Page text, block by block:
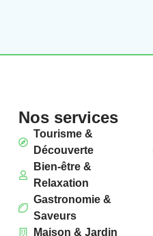
Nos services
Tourisme &
Découverte
Bien-être &
Relaxation
Gastronomie &
Saveurs
Maison & Jardin